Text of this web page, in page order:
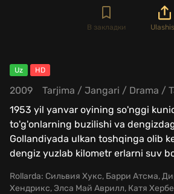
В закладки
Uz HD
2009 Tarjima / Jangari / Drama /
1953 yil yanvar oyining so'nggi
to'g'onlarning buzilishi va
Gollandiyada ulkan toshqinga olib
dengiz yuzlab kilometr erlarni suv
Rollarda: Сильвия Хукс, Барри Атсма,
Хендрикс, Элса Май Аврилл, Катя